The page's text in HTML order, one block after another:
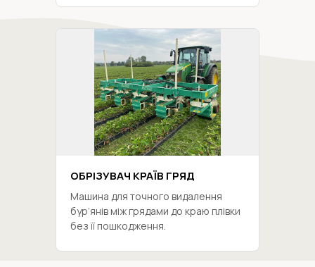
ОБРІЗУВАЧ КРАЇВ ГРЯД
Машина для точного видалення
бур’янів між грядами до краю плівки
без її пошкодження.